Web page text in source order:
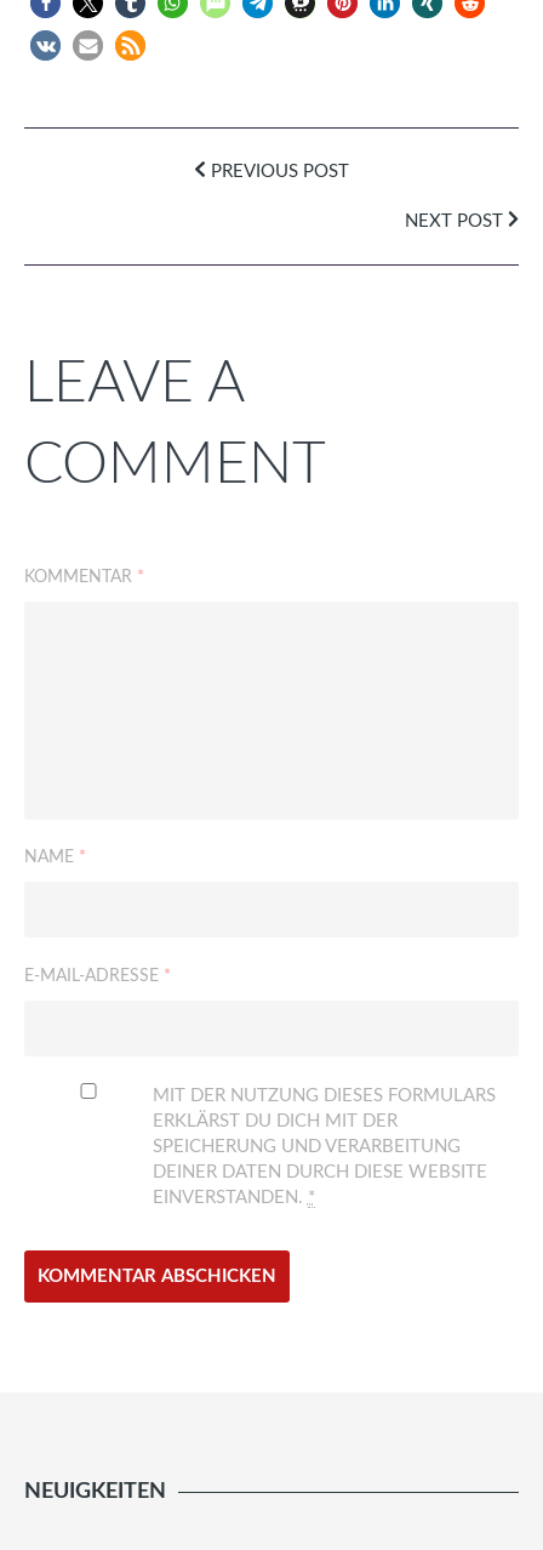
PREVIOUS POST
NEXT POST
LEAVE A
COMMENT
KOMMENTAR *
NAME *
E-MAIL-ADRESSE *
MIT DER NUTZUNG DIESES FORMULARS
ERKLÄRST DU DICH MIT DER
SPEICHERUNG UND VERARBEITUNG
DEINER DATEN DURCH DIESE WEBSITE
EINVERSTANDEN. *
NEUIGKEITEN